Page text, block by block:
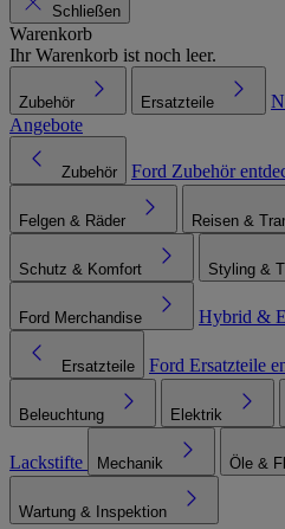
Schließen
Warenkorb
Ihr Warenkorb ist noch leer.
Zubehör Ersatzteile
Angebote
Zubehör Ford Zubehör
Felgen & Räder Reisen &
Schutz & Komfort Styling &
Ford Merchandise Hybrid &
Ersatzteile Ford Ersatzteile
Beleuchtung Elektrik
Lackstifte Mechanik Öle &
Wartung & Inspektion